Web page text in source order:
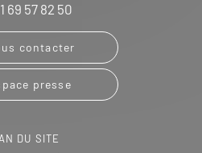
69 57 82 50
contacter
presse
DU SITE